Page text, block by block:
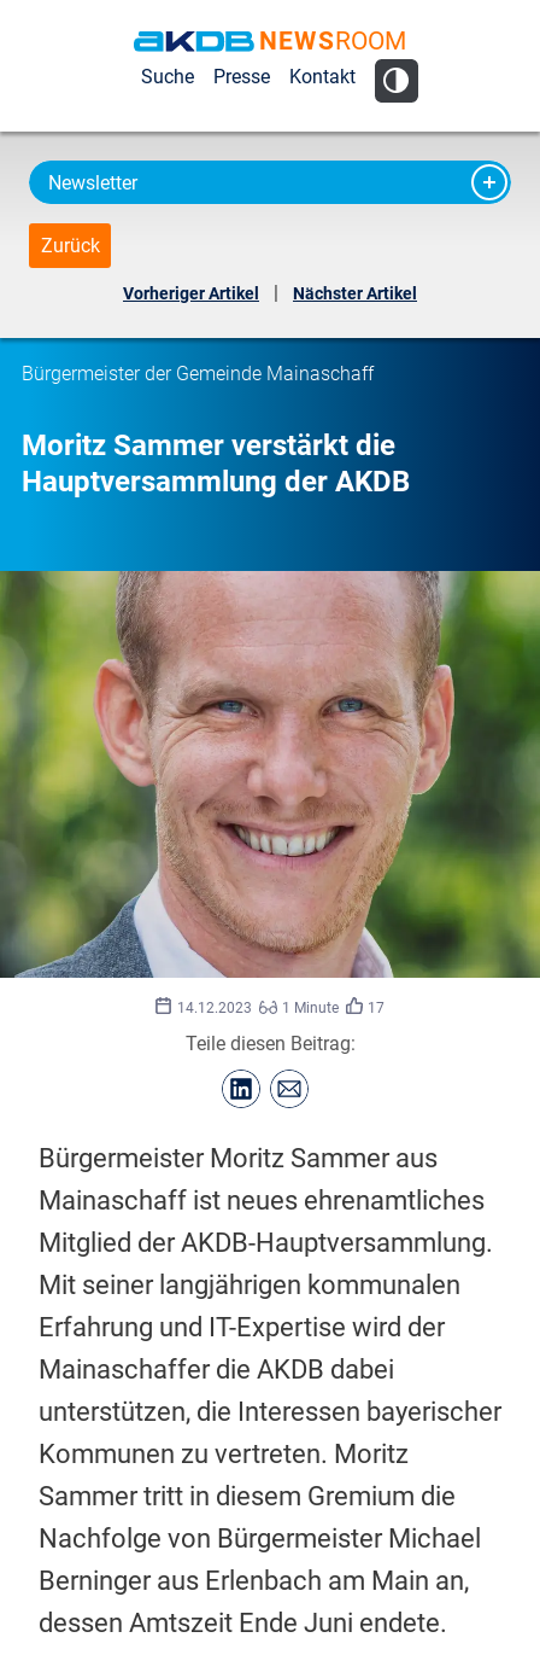
AKDB Anstalt
Kommunale
Datenverarbeitung
in Bayern
NEWSROOM
Suche Presse Kontakt
Newsletter
Zurück
Vorheriger Artikel Nächster Artikel
Bürgermeister der Gemeinde Mainaschaff
Moritz Sammer verstärkt die
Hauptversammlung der AKDB
14.12.2023 1 Minute 17
Teile diesen Beitrag:
Bürgermeister Moritz Sammer aus
Mainaschaff ist neues ehrenamtliches
Mitglied der AKDB-Hauptversammlung.
Mit seiner langjährigen kommunalen
Erfahrung und IT-Expertise wird der
Mainaschaffer die AKDB dabei
unterstützen, die Interessen bayerischer
Kommunen zu vertreten. Moritz
Sammer tritt in diesem Gremium die
Nachfolge von Bürgermeister Michael
Berninger aus Erlenbach am Main an,
dessen Amtszeit Ende Juni endete.